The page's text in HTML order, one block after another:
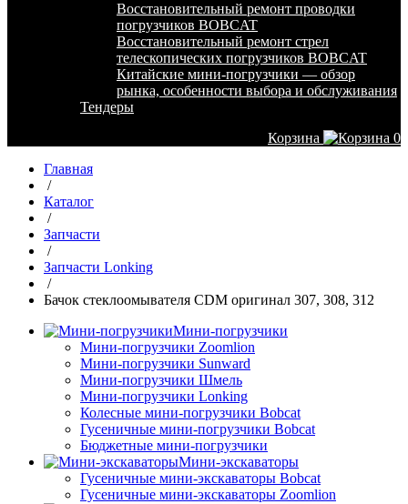
Восстановительный ремонт проводки
погрузчиков BOBCAT
Восстановительный ремонт стрел
телескопических погрузчиков BOBCAT
Китайские мини-погрузчики — обзор
рынка, особенности выбора и обслуживания
Тендеры
Корзина
0
Главная
/
Каталог
/
Запчасти
/
Запчасти Lonking
/
Бачок стеклоомывателя CDM оригинал 307, 308, 312
Мини-погрузчики
Мини-погрузчики Zoomlion
Мини-погрузчики Sunward
Мини-погрузчики Шмель
Мини-погрузчики Lonking
Колесные мини-погрузчики Bobcat
Гусеничные мини-погрузчики Bobcat
Бюджетные мини-погрузчики
Мини-экскаваторы
Гусеничные мини-экскаваторы Bobcat
Гусеничные мини-экскаваторы Zoomlion